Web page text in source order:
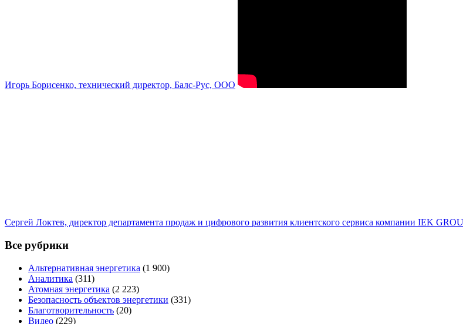
Игорь Борисенко, технический директор, Балс-Рус, ООО
Сергей Локтев, директор департамента продаж и цифрового развития клиентского сервиса компании IEK
Все рубрики
Альтернативная энергетика (1 900)
Аналитика (311)
Атомная энергетика (2 223)
Безопасность объектов энергетики (331)
Благотворительность (20)
Видео (229)